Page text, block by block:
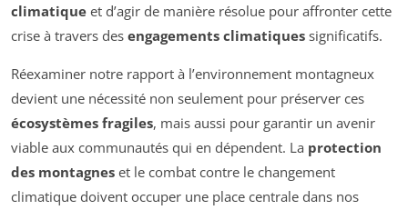
climatique et d’agir de manière résolue pour affronter cette
crise à travers des engagements climatiques significatifs.
Réexaminer notre rapport à l’environnement montagneux
devient une nécessité non seulement pour préserver ces
écosystèmes fragiles, mais aussi pour garantir un avenir
viable aux communautés qui en dépendent. La protection
des montagnes et le combat contre le changement
climatique doivent occuper une place centrale dans nos